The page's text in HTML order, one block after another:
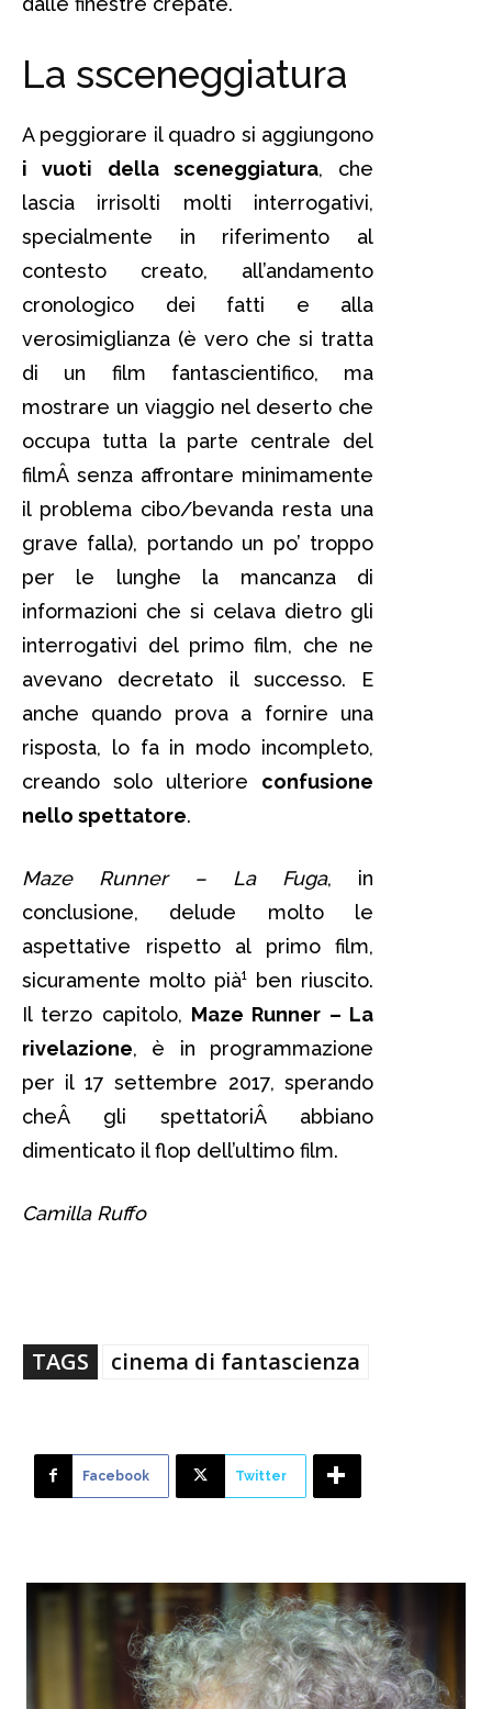
La ssceneggiatura
A peggiorare il quadro si aggiungono
i vuoti della sceneggiatura, che
lascia irrisolti molti interrogativi,
specialmente in riferimento al
contesto creato, all’andamento
cronologico dei fatti e alla
verosimiglianza (è vero che si tratta
di un film fantascientifico, ma
mostrare un viaggio nel deserto che
occupa tutta la parte centrale del
filmÂ senza affrontare minimamente
il problema cibo/bevanda resta una
grave falla), portando un po’ troppo
per le lunghe la mancanza di
informazioni che si celava dietro gli
interrogativi del primo film, che ne
avevano decretato il successo. E
anche quando prova a fornire una
risposta, lo fa in modo incompleto,
creando solo ulteriore confusione
nello spettatore.
Maze Runner – La Fuga, in
conclusione, delude molto le
aspettative rispetto al primo film,
sicuramente molto pià¹ ben riuscito.
Il terzo capitolo, Maze Runner – La
rivelazione, è in programmazione
per il 17 settembre 2017, sperando
cheÂ gli spettatoriÂ abbiano
dimenticato il flop dell’ultimo film.
Camilla Ruffo
TAGS cinema di fantascienza
Facebook Twitter